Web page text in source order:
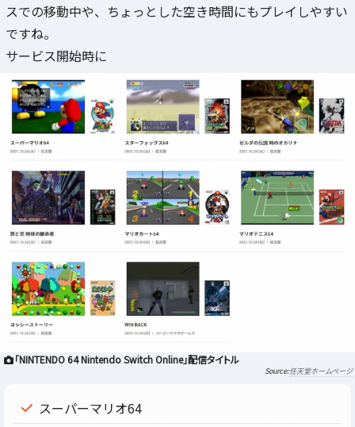
スでの移動中や、ちょっとした空き時間にもプレイしやすい
ですね。
サービス開始時に
「NINTENDO 64 Nintendo Switch Online」配信タイトル
任天堂ホームページ
スーパーマリオ64